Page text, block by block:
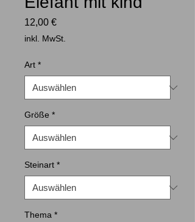
12,00 €Preis
inkl. MwSt.
Art *
Größe *
Steinart *
Thema *